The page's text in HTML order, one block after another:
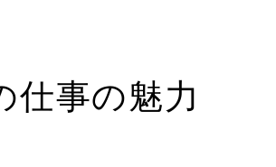
仕事の魅力